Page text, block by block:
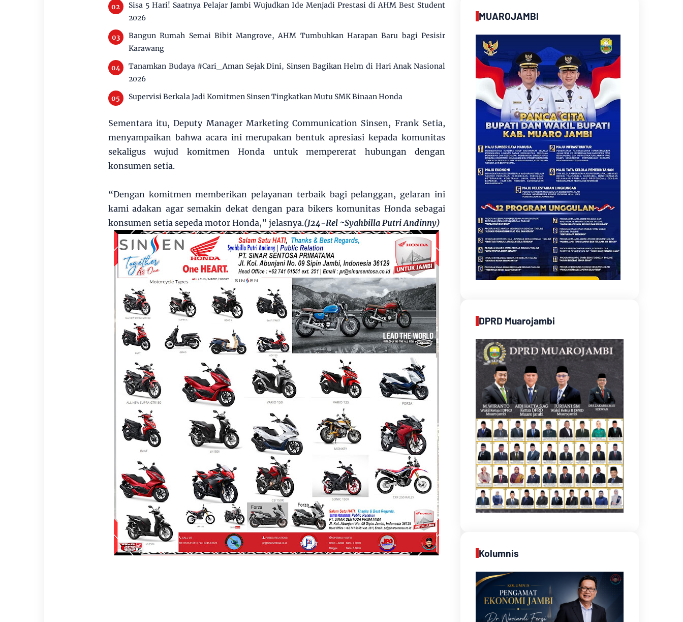
Sisa 5 Hari! Saatnya Pelajar Jambi Wujudkan Ide Menjadi Prestasi di AHM Best Student
2026
Bangun Rumah Semai Bibit Mangrove, AHM Tumbuhkan Harapan Baru bagi Pesisir
Karawang
Tanamkan Budaya #Cari_Aman Sejak Dini, Sinsen Bagikan Helm di Hari Anak Nasional
2026
Supervisi Berkala Jadi Komitmen Sinsen Tingkatkan Mutu SMK Binaan Honda
Sementara itu, Deputy Manager Marketing Communication Sinsen, Frank Setia,
menyampaikan bahwa acara ini merupakan bentuk apresiasi kepada komunitas
sekaligus wujud komitmen Honda untuk mempererat hubungan dengan
konsumen setia.
“Dengan komitmen memberikan pelayanan terbaik bagi pelanggan, gelaran ini
kami adakan agar semakin dekat dengan para bikers komunitas Honda sebagai
konsumen setia sepeda motor Honda,” jelasnya.(J24-Rel ~Syahbilla Putri Andinny)
MUAROJAMBI
DPRD Muarojambi
Kolumnis